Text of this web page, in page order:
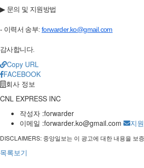
▶ 문의 및 지원방법
- 이력서 송부: forwarder.ko@gmail.com
감사합니다.
Copy URL
FACEBOOK
회사 정보
CNL EXPRESS INC
작성자 :forwarder
이메일 :forwarder.ko@gmail.com 지
DISCLAIMERS: 중앙일보는 이 광고에 대한 내용을 보
목록보기